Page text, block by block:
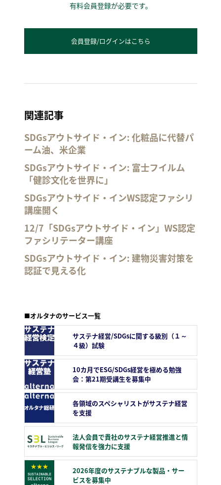
有料会員登録が必要です。
会員登録/ログインはこちら
関連記事
SDGsアウトサイド・イン: 化粧品に代替パ
ーム油、米企業
SDGsアウトサイド・イン: 富士フイルム
「健診文化を世界に」
SDGsアウトサイド・インWS認定ファシリ
講座開く
12/7「SDGsアウトサイド・イン」WS認定
ファシリテーター講座
SDGsアウトサイド・イン: 建物災害対策を
認証で見える化
■オルタナのサービス一覧
サステナ経営/SDGsに関する級別（１～
４級）試験
10カ月でESG/SDGs経営を極める勉強
会：第21期受講生を募集中
各領域のスペシャリストがサステナ経営
を支援
法人会員で貴社のサステナ経営推進と情
報発信を強力に支援
2026年度のサステナブルな製品・サー
ビスを募集中